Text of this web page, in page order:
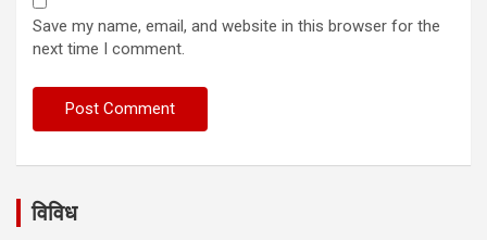
Save my name, email, and website in this browser for the
next time I comment.
विविध